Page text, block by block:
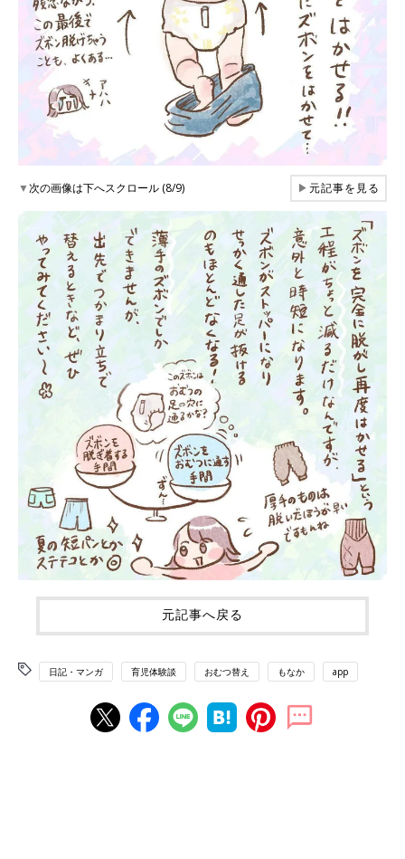
▼次の画像は下へスクロール (8/9) ▶元記事を見る
元記事へ戻る
日記・マンガ 育児体験談 おむつ替え もなか app